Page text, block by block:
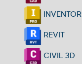
INVENTOR
REVIT
CIVIL 3D